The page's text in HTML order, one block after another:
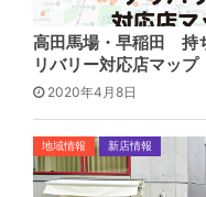
高田馬場・早稲田 持
リバリー対応店マップ
2020年4月8日
地域情報 新店情報